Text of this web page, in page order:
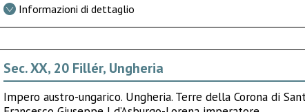
Informazioni di dettaglio
Sec. XX, 20 Fillér, Ungheria
Impero austro-ungarico. Ungheria. Terre della Corona di